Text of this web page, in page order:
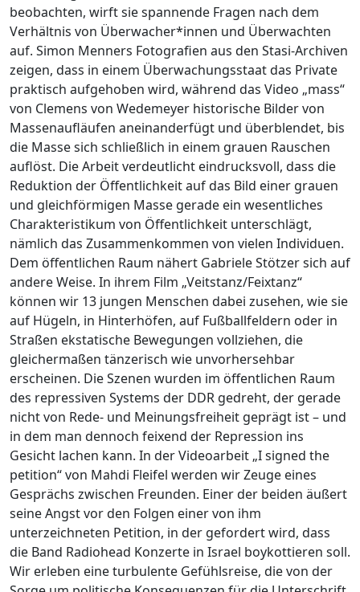
beobachten, wirft sie spannende Fragen nach dem
Verhältnis von Überwacher*innen und Überwachten
auf. Simon Menners Fotografien aus den Stasi-Archiven
zeigen, dass in einem Überwachungsstaat das Private
praktisch aufgehoben wird, während das Video „mass“
von Clemens von Wedemeyer historische Bilder von
Massenaufläufen aneinanderfügt und überblendet, bis
die Masse sich schließlich in einem grauen Rauschen
auflöst. Die Arbeit verdeutlicht eindrucksvoll, dass die
Reduktion der Öffentlichkeit auf das Bild einer grauen
und gleichförmigen Masse gerade ein wesentliches
Charakteristikum von Öffentlichkeit unterschlägt,
nämlich das Zusammenkommen von vielen Individuen.
Dem öffentlichen Raum nähert Gabriele Stötzer sich auf
andere Weise. In ihrem Film „Veitstanz/Feixtanz“
können wir 13 jungen Menschen dabei zusehen, wie sie
auf Hügeln, in Hinterhöfen, auf Fußballfeldern oder in
Straßen ekstatische Bewegungen vollziehen, die
gleichermaßen tänzerisch wie unvorhersehbar
erscheinen. Die Szenen wurden im öffentlichen Raum
des repressiven Systems der DDR gedreht, der gerade
nicht von Rede- und Meinungsfreiheit geprägt ist – und
in dem man dennoch feixend der Repression ins
Gesicht lachen kann. In der Videoarbeit „I signed the
petition“ von Mahdi Fleifel werden wir Zeuge eines
Gesprächs zwischen Freunden. Einer der beiden äußert
seine Angst vor den Folgen einer von ihm
unterzeichneten Petition, in der gefordert wird, dass
die Band Radiohead Konzerte in Israel boykottieren soll.
Wir erleben eine turbulente Gefühlsreise, die von der